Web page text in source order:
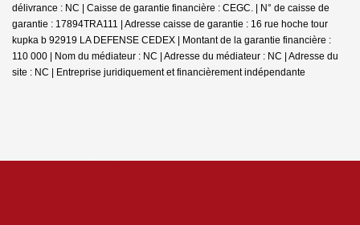
délivrance : NC | Caisse de garantie financière : CEGC. | N° de caisse de
garantie : 17894TRA111 | Adresse caisse de garantie : 16 rue hoche tour
kupka b 92919 LA DEFENSE CEDEX | Montant de la garantie financière :
110 000 | Nom du médiateur : NC | Adresse du médiateur : NC | Adresse du
site : NC | Entreprise juridiquement et financièrement indépendante